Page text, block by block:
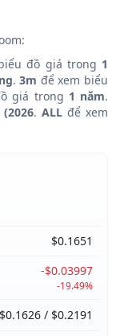
đồ giá trong 1
.3m để xem biểu
giá trong 1 năm.
. ALLđể xem
$0.1651
-$0.03997
-19.49%
$0.1626 / $0.2191